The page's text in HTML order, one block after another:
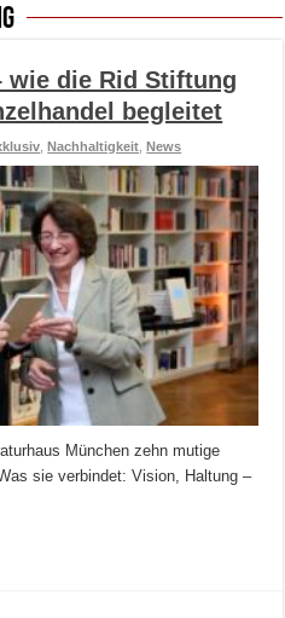
wie die Rid Stiftung
begleitet
,Nachhaltigkeit ,News
München zehn mutige
sie verbindet: Vision, Haltung –